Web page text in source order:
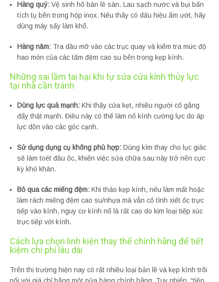
Hàng quý: Vệ sinh hố bản lề sàn. Lau sạch nước và bụi bẩn
tích tụ bên trong hộp inox. Nếu thấy có dấu hiệu ẩm ướt, hãy
dùng máy sấy làm khô.
Hàng năm: Tra dầu mỡ vào các trục quay và kiểm tra mức độ
hao mòn của các tấm đệm cao su bên trong kẹp kính.
Những sai lầm tai hại khi tự sửa cửa kính thủy lực
tại nhà cần tránh
Dùng lực quá mạnh: Khi thấy cửa kẹt, nhiều người cố gắng
đẩy thật mạnh. Điều này có thể làm nổ kính cường lực do áp
lực dồn vào các góc cạnh.
Sử dụng dụng cụ không phù hợp: Dùng kìm thay cho lục giác
sẽ làm toét đầu ốc, khiến việc sửa chữa sau này trở nên cực
kỳ khó khăn.
Bỏ qua các miếng đệm: Khi tháo kẹp kính, nếu làm mất hoặc
làm rách miếng đệm cao su/nhựa mà vẫn cố tình xiết ốc trực
tiếp vào kính, nguy cơ kính nổ là rất cao do kim loại tiếp xúc
trực tiếp với kính.
Cách lựa chọn linh kiện thay thế chính hãng để tiết
kiệm chi phí lâu dài
Trên thị trường hiện nay có rất nhiều loại bản lề và kẹp kính trôi